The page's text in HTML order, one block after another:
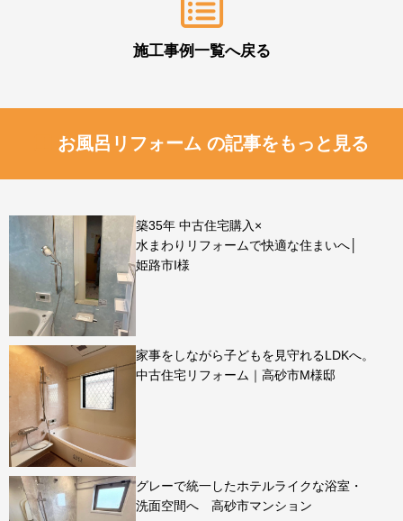
施工事例一覧へ戻る
お風呂リフォーム の記事をもっと見る
築35年 中古住宅購入×
水まわりリフォームで快適な住まいへ│
姫路市I様
家事をしながら子どもを見守れるLDKへ。
中古住宅リフォーム｜高砂市M様邸
グレーで統一したホテルライクな浴室・
洗面空間へ 高砂市マンション